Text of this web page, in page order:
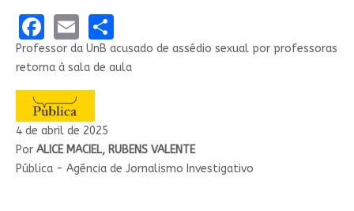
Facebook
EmailShare
Professor da UnB acusado de assédio sexual por professoras
retorna à sala de aula
4 de abril de 2025
Por ALICE MACIEL, RUBENS VALENTE
Pública - Agência de Jornalismo Investigativo